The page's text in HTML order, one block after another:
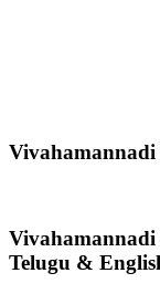
Telugu &